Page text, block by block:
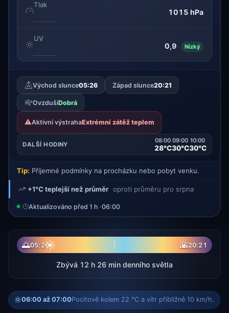
Tlak
1015 hPa
UV
0,9 Nízký
Východ slunce05:26 Západ slunce20:21
OvzdušíDobrá
⚠️Aktivní výstrahaExtrémní zátěž teplem
DALŠÍ HODINY
08:00
28°C
09:00
30°C
10:00
30°C
Tip: Příjemné podmínky na procházku nebo pobyt venku.
+1°C teplejší než průměr oproti průměru pro srpna
Aktualizováno před 1 h ·06:00
🌅05:26☀ 🌇20:21
Zbývá 12 h 26 min denního světla
06:00 až 07:00Pocitově kolem 22 °C a vítr přibližně 10 km/h.